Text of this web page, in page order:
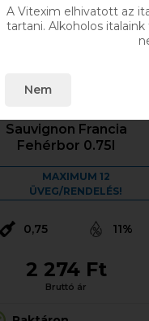
Sauvignon Francia
Fehérbor 0.75l
MAXIMUM 12
ÜVEG/RENDELÉS!
0,75 11%
2 274 Ft
Bruttó ár
A Vitexim elhivatott az
tartani. Alkoholos
Nem